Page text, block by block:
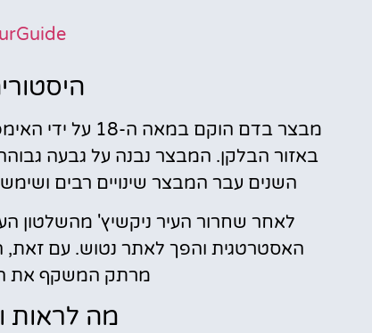
מבצר בדם הוקם
באזור הבלקן. המבצר נבנה על גבעה
השנים עבר המבצר שינויים רבים
האסטרטגית והפך לאתר נטוש. עם זאת,
מרתק המשקף את
מה לראות